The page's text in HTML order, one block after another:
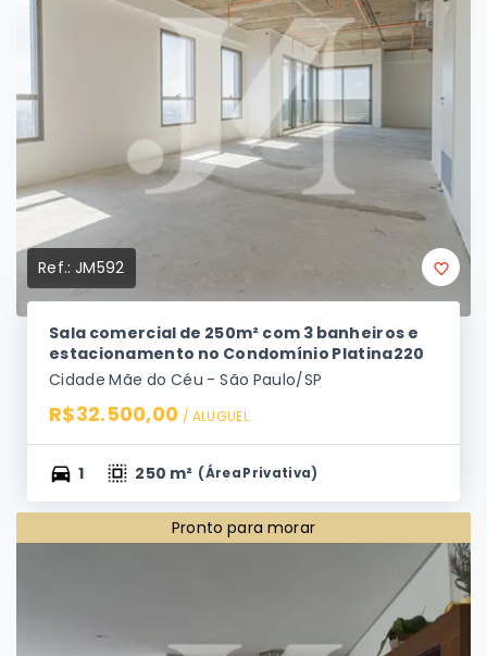
Ref.:JM592
Sala comercial de 250m² com 3 banheiros e
estacionamento no Condomínio Platina220
R$32.500,00 / ALUGUEL
250 m² (Área Privativa)